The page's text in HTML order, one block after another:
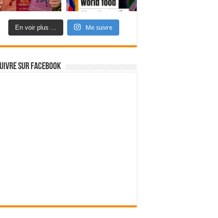
En voir plus ... Me suivre
sur Facebook